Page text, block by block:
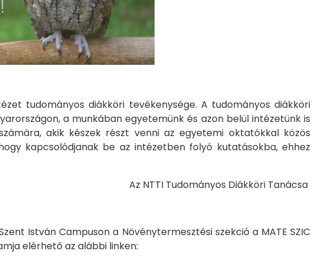
tudományos diákköri tevékenysége. A tudományos diákköri
a munkában egyetemünk és azon belül intézetünk is
akik készek részt venni az egyetemi oktatókkal közös
kapcsolódjanak be az intézetben folyó kutatásokba, ehhez
Az NTTI Tudományos Diákköri Tanácsa
István Campuson a Növénytermesztési szekció a MATE SZIC
elérhető az alábbi linken: